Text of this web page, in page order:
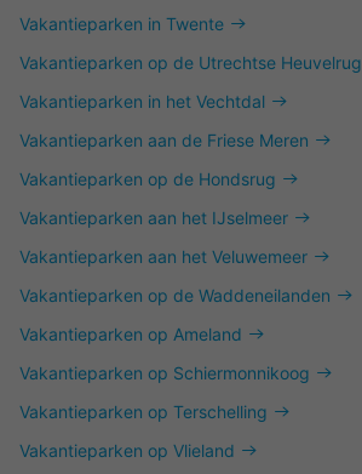
Vakantieparken in Twente
Vakantieparken op de Utrechtse Heuvelrug
Vakantieparken in het Vechtdal
Vakantieparken aan de Friese Meren
Vakantieparken op de Hondsrug
Vakantieparken aan het IJselmeer
Vakantieparken aan het Veluwemeer
Vakantieparken op de Waddeneilanden
Vakantieparken op Ameland
Vakantieparken op Schiermonnikoog
Vakantieparken op Terschelling
Vakantieparken op Vlieland